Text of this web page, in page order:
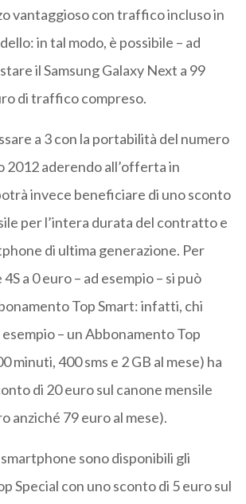
vantaggioso con traffico incluso in
in tal modo, è possibile – ad
il Samsung Galaxy Next a 99
di traffico compreso.
a 3 con la portabilità del numero
2012 aderendo all’offerta in
invece beneficiare di uno sconto
per l’intera durata del contratto e
di ultima generazione. Per
a 0 euro – ad esempio – si può
Top Smart: infatti, chi
– un Abbonamento Top
minuti, 400 sms e 2 GB al mese) ha
di 20 euro sul canone mensile
anziché 79 euro al mese).
sono disponibili gli
Special con uno sconto di 5 euro sul